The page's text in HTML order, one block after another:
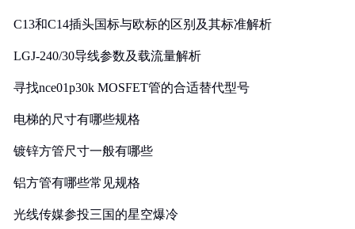
C13和C14插头国标与欧标的区别及其标准解析
LGJ-240/30导线参数及载流量解析
寻找nce01p30k MOSFET管的合适替代型号
电梯的尺寸有哪些规格
镀锌方管尺寸一般有哪些
铝方管有哪些常见规格
光线传媒参投三国的星空爆冷